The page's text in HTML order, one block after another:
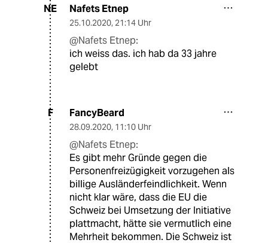
NE Nafets Etnep
25.10.2020, 21:14 Uhr
@Nafets Etnep:
ich weiss das. ich hab da 33 jahre
gelebt
F FancyBeard
28.09.2020, 11:10 Uhr
@Nafets Etnep:
Es gibt mehr Gründe gegen die
Personenfreizügigkeit vorzugehen als
billige Ausländerfeindlichkeit. Wenn
nicht klar wäre, dass die EU die
Schweiz bei Umsetzung der Initiative
plattmacht, hätte sie vermutlich eine
Mehrheit bekommen. Die Schweiz ist